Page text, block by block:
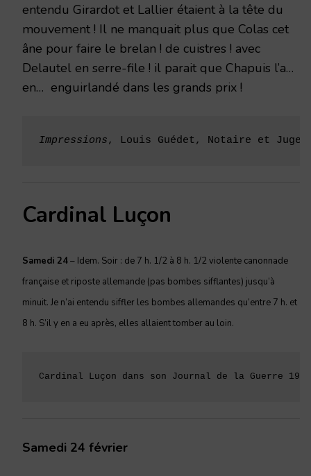
entendu Girardot et Lallier étaient à la tête du
mouvement ! Il ne manquait plus que Colas cet
âne pour faire le brelan ! de cuistres ! avec
Delautel en serre-file ! il parait que Chapuis l’a…
en… enguirlandé dans les grands prix !
Impressions, Louis Guédet, Notaire et
Cardinal Luçon
Samedi 24– Idem. Soir : de 7 h. 1/2 à 8 h. 1/2 violente canonnade
française et riposte allemande (pas bombes sifflantes) jusqu’à
minuit. Je n’ai entendu siffler les bombes allemandes qu’entre 7 h. et
8 h. S’il y en a eu après, elles allaient tomber au loin.
Cardinal Luçon dans son Journal de la Guerre
Samedi 24 février